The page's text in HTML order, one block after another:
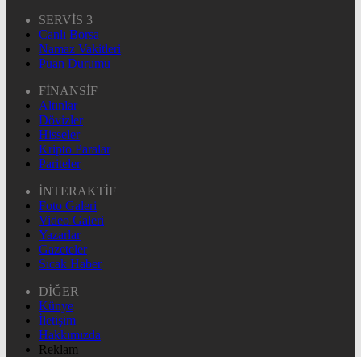
SERVİS 3
Canlı Borsa
Namaz Vakitleri
Puan Durumu
FİNANSİF
Altınlar
Dövizler
Hisseler
Kripto Paralar
Pariteler
İNTERAKTİF
Foto Galeri
Video Galeri
Yazarlar
Gazeteler
Sıcak Haber
DİĞER
Künye
İletişim
Hakkımızda
Reklam